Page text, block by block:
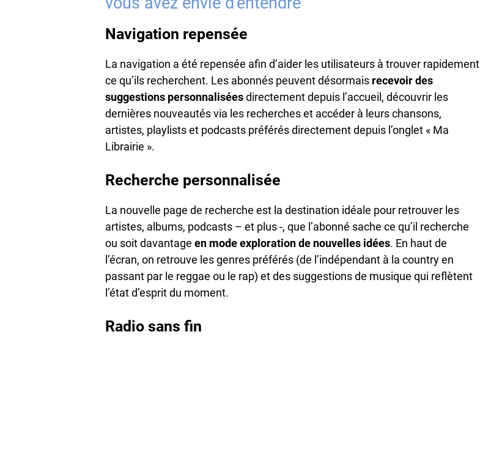
Navigation repensée
La navigation a été repensée afin d’aider les utilisateurs à trouver rapidement
ce qu’ils recherchent. Les abonnés peuvent désormais recevoir des
suggestions personnaliséesdirectement depuis l’accueil, découvrir les
dernières nouveautés via les recherches et accéder à leurs chansons,
artistes, playlists et podcasts préférés directement depuis l’onglet « Ma
Librairie ».
Recherche personnalisée
La nouvelle page de recherche est la destination idéale pour retrouver les
artistes, albums, podcasts – et plus -, que l’abonné sache ce qu’il recherche
ou soit davantage en mode exploration de nouvelles idées. En haut de
l’écran, on retrouve les genres préférés (de l’indépendant à la country en
passant par le reggae ou le rap) et des suggestions de musique qui reflètent
l’état d’esprit du moment.
Radio sans fin